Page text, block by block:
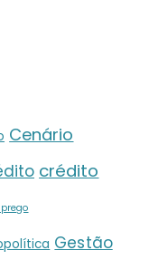
Cenário
crédito
Gestão